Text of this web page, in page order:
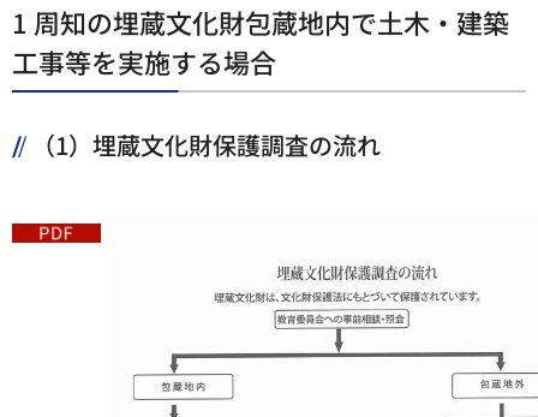
1 周知の埋蔵文化財包蔵地内で土木・建築
工事等を実施する場合
（1）埋蔵文化財保護調査の流れ